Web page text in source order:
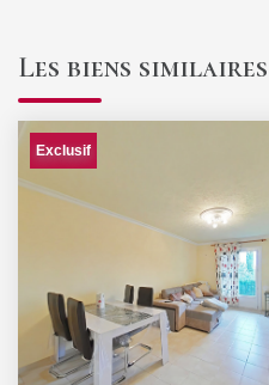
Les biens similaires
Exclusif